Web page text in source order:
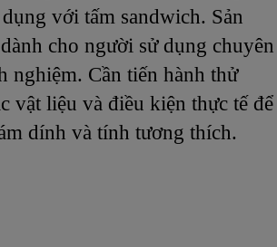
với tấm sandwich. Sản
cho người sử dụng chuyên
nghiệm. Cần tiến hành thử
vật liệu và điều kiện thực tế để
dính và tính tương thích.